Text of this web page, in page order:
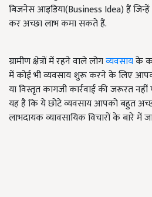
बिजनेस आइडिया(Business Idea) हैं
कर अच्छा लाभ कमा सकते हैं.
ग्रामीण क्षेत्रों में रहने वाले लोगव्यवसायके
में कोई भी व्यवसाय शुरू करने के लिए
या विस्तृत कागजी कार्रवाई की जरूरत
यह है कि ये छोटे व्यवसाय आपको बहुत
लाभदायक व्यावसायिक विचारों के बारे में